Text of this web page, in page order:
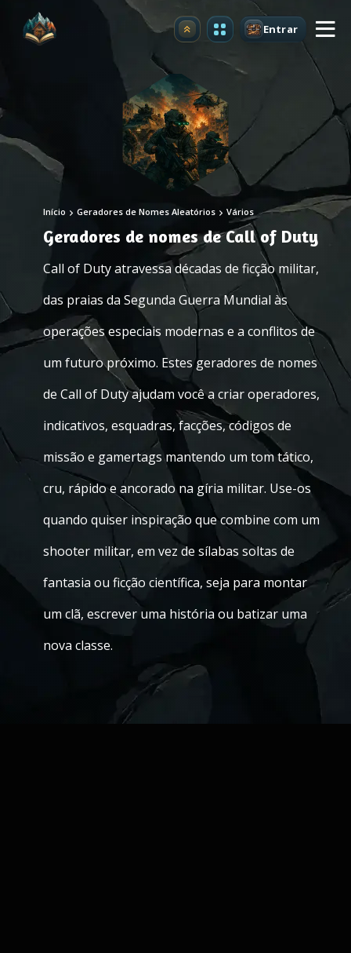
Atualizar Entrar
Início Geradores de Nomes Aleatórios Vários
Geradores de nomes de Call of Duty
Call of Duty atravessa décadas de ficção militar,
das praias da Segunda Guerra Mundial às
operações especiais modernas e a conflitos de
um futuro próximo. Estes geradores de nomes
de Call of Duty ajudam você a criar operadores,
indicativos, esquadras, facções, códigos de
missão e gamertags mantendo um tom tático,
cru, rápido e ancorado na gíria militar. Use-os
quando quiser inspiração que combine com um
shooter militar, em vez de sílabas soltas de
fantasia ou ficção científica, seja para montar
um clã, escrever uma história ou batizar uma
nova classe.